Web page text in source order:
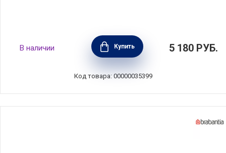
Набор из термосумки и контейнера Handy
Bio 1,4 л, зеленый, полиэстер+пластик,
Guzzini, Италия, 032915253
В наличии Купить 5 180 РУБ.
Код товара: 00000035399